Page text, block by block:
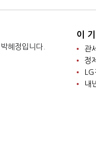
혜정입니다.
이
관
정
내